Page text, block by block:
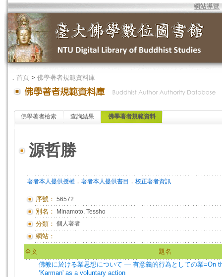
網站導覽
． 首頁 > 佛學著者規範資料庫
佛學著者檢索 查詢結果 佛學著者規範資料
源哲勝
著者本人提供授權 ． 著者本人提供書目 ． 校正著者資訊
序號： 56572
別名： Minamoto, Tessho
分類： 個人著者
網站：
全文
題名
佛教に於ける業思想について — 有意義的行為としての業=On
‘Karman' as a voluntary action